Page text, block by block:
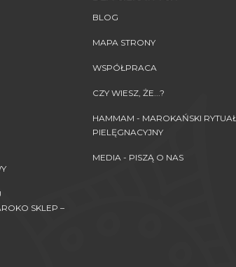
SKLEP –
BLOG
MAPA STRONY
WSPÓŁPRACA
CZY WIESZ, ŻE...?
HAMMAM - MAROKAŃSKI RYTUAŁ
PIELĘGNACYJNY
MEDIA - PISZĄ O NAS